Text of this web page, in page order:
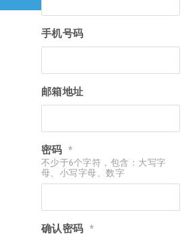
手机号码
邮箱地址
密码 *
不少于6个字符，包含：大写字
母、小写字母、数字
确认密码 *